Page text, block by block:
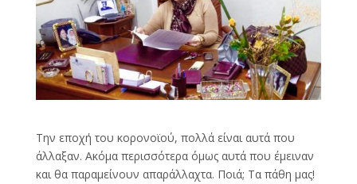
Την εποχή του κορονοϊού, πολλά είναι αυτά που
άλλαξαν. Ακόμα περισσότερα όμως αυτά που έμειναν
και θα παραμείνουν απαράλλαχτα. Ποιά; Τα πάθη μας!